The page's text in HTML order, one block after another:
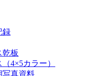
録
乾板
4×5カラー）
写真資料